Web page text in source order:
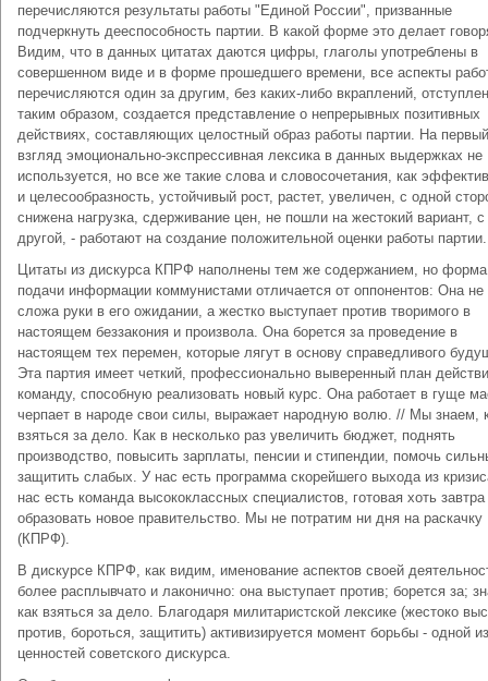
перечисляются результаты работы "Единой России", призванные
подчеркнуть дееспособность партии. В какой форме это делает
Видим, что в данных цитатах даются цифры, глаголы употреблены в
совершенном виде и в форме прошедшего времени, все аспекты
перечисляются один за другим, без каких-либо вкраплений,
таким образом, создается представление о непрерывных позитивных
действиях, составляющих целостный образ работы партии. На первый
взгляд эмоционально-экспрессивная лексика в данных выдержках не
используется, но все же такие слова и словосочетания, как
и целесообразность, устойчивый рост, растет, увеличен, с одной
снижена нагрузка, сдерживание цен, не пошли на жестокий вариант, с
другой, - работают на создание положительной оценки работы партии.
Цитаты из дискурса КПРФ наполнены тем же содержанием, но форма
подачи информации коммунистами отличается от оппонентов: Она не
сложа руки в его ожидании, а жестко выступает против творимого в
настоящем беззакония и произвола. Она борется за проведение в
настоящем тех перемен, которые лягут в основу справедливого
Эта партия имеет четкий, профессионально выверенный план
команду, способную реализовать новый курс. Она работает в гуще
черпает в народе свои силы, выражает народную волю. // Мы знаем,
взяться за дело. Как в несколько раз увеличить бюджет, поднять
производство, повысить зарплаты, пенсии и стипендии, помочь
защитить слабых. У нас есть программа скорейшего выхода из
нас есть команда высококлассных специалистов, готовая хоть завтра
образовать новое правительство. Мы не потратим ни дня на раскачку
(КПРФ).
В дискурсе КПРФ, как видим, именование аспектов своей
более расплывчато и лаконично: она выступает против; борется за;
как взяться за дело. Благодаря милитаристской лексике (жестоко
против, бороться, защитить) активизируется момент борьбы - одной из
ценностей советского дискурса.